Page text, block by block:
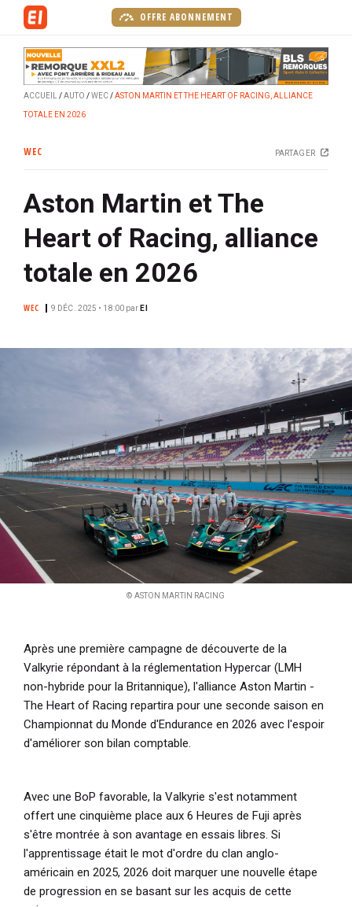
c
OFFRE ABONNEMENT
ACCUEIL AUTO WEC ASTON MARTIN ET THE HEART OF RACING, ALLIANCE
TOTALE EN 2026
WEC PARTAGER
Aston Martin et The
Heart of Racing, alliance
totale en 2026
WEC 9 DÉC. 2025 • 18:00 par EI
© ASTON MARTIN RACING
Après une première campagne de découverte de la
Valkyrie répondant à la réglementation Hypercar (LMH
non-hybride pour la Britannique), l'alliance Aston Martin -
The Heart of Racing repartira pour une seconde saison en
Championnat du Monde d'Endurance en 2026 avec l'espoir
d'améliorer son bilan comptable.
Avec une BoP favorable, la Valkyrie s'est notamment
offert une cinquième place aux 6 Heures de Fuji après
s'être montrée à son avantage en essais libres. Si
l'apprentissage était le mot d'ordre du clan anglo-
américain en 2025, 2026 doit marquer une nouvelle étape
de progression en se basant sur les acquis de cette